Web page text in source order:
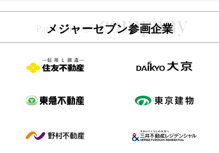
メジャーセブン参画企業